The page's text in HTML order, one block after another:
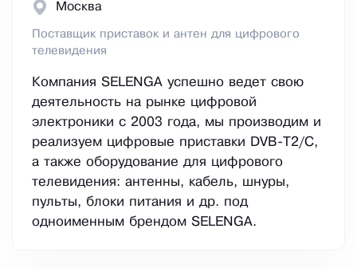
Москва
Поставщик приставок и антен для цифрового
телевидения
Компания SELENGA успешно ведет свою
деятельность на рынке цифровой
электроники с 2003 года, мы производим и
реализуем цифровые приставки DVB-T2/C,
а также оборудование для цифрового
телевидения: антенны, кабель, шнуры,
пульты, блоки питания и др. под
одноименным брендом SELЕNGA.